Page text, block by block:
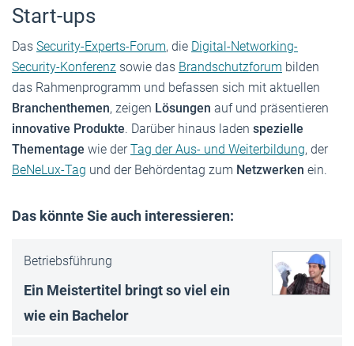
Start-ups
Das Security-Experts-Forum, die Digital-Networking-
Security-Konferenz sowie das Brandschutzforum bilden
das Rahmenprogramm und befassen sich mit aktuellen
Branchenthemen, zeigen Lösungen auf und präsentieren
innovative Produkte. Darüber hinaus laden spezielle
Thementage wie derTag der Aus- und Weiterbildung, der
BeNeLux-Tag und der Behördentag zum Netzwerken ein.
Das könnte Sie auch interessieren:
Betriebsführung
Ein Meistertitel bringt so viel ein
wie ein Bachelor